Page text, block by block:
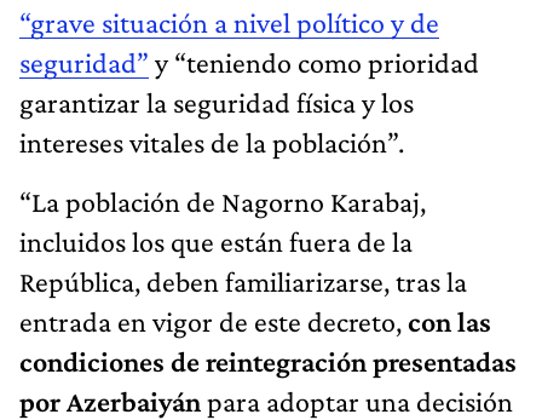
“grave situación a nivel político y de
seguridad” y “teniendo como prioridad
garantizar la seguridad física y los
intereses vitales de la población”.
“La población de Nagorno Karabaj,
incluidos los que están fuera de la
República, deben familiarizarse, tras la
entrada en vigor de este decreto,con las
condiciones de reintegración presentadas
por Azerbaiyánpara adoptar una decisión